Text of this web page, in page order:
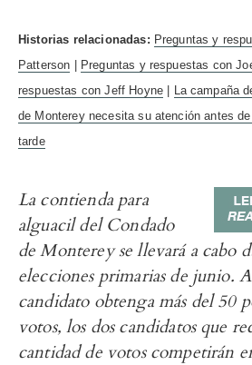
Historias relacionadas: Preguntas y
Patterson
Preguntas y respuestas con
respuestas con Jeff Hoyne
La campaña
de Monterey necesita su atención antes
tarde
La contienda para
alguacil del Condado
de Monterey se llevará a cabo
elecciones primarias de junio.
candidato obtenga más del 50
votos, los dos candidatos que
cantidad de votos competirán